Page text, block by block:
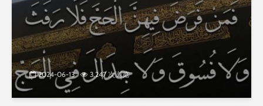
2024-06-13 3,247 次浏览